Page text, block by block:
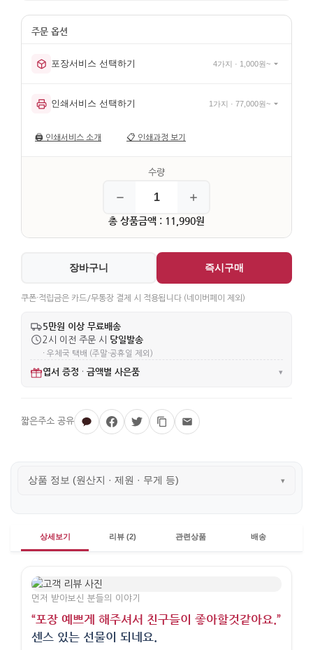
포장서비스 선택하기 4가지 · 1,000원~
인쇄서비스 선택하기 1가지 · 77,000원~
🖨️ 인쇄서비스 소개 📋 인쇄과정 보기
총 상품금액 : 11,990원
장바구니 즉시구매
쿠폰·적립금은 카드/무통장 결제 시 적용됩니다 (네이버페이 제외)
5만원 이상 무료배송
2시 이전 주문 시 당일발송
· 우체국 택배 (주말·공휴일 제외)
엽서 증정 · 금액별 사은품 ▾
상품 정보 (원산지 · 제원 · 무게 등) ▾
상세보기 리뷰 (2) 관련상품 배송
먼저 받아보신 분들의 이야기
“포장 예쁘게 해주셔서 친구들이 좋아할것같아요.”
센스 있는 선물이 되네요.